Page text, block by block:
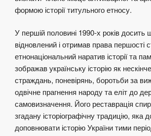
формою історії титульного етносу.
У першій половині 1990-х років досить
відновлений і отримав права першості
етнонаціональний наратив історії та
зображав українську історію як
страждань, поневірянь, боротьби за
одвічне прагнення народу та еліт до
самовизначення. Його реставрація
згадану історіографічну традицію, яка
доповнювати історію України тими